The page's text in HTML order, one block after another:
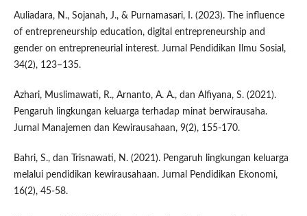
Auliadara, N., Sojanah, J., & Purnamasari, I. (2023). The influence
of entrepreneurship education, digital entrepreneurship and
gender on entrepreneurial interest. Jurnal Pendidikan Ilmu Sosial,
34(2), 123–135.
Azhari, Muslimawati, R., Arnanto, A. A., dan Alfiyana, S. (2021).
Pengaruh lingkungan keluarga terhadap minat berwirausaha.
Jurnal Manajemen dan Kewirausahaan, 9(2), 155-170.
Bahri, S., dan Trisnawati, N. (2021). Pengaruh lingkungan keluarga
melalui pendidikan kewirausahaan. Jurnal Pendidikan Ekonomi,
16(2), 45-58.